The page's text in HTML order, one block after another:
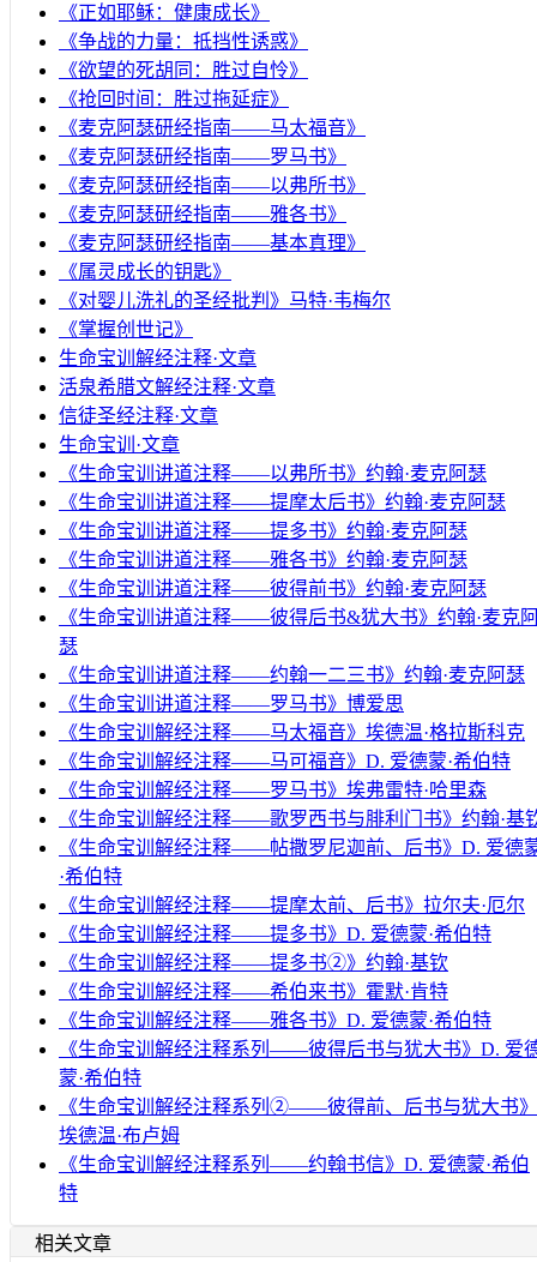
《正如耶稣：健康成长》
《争战的力量：抵挡性诱惑》
《欲望的死胡同：胜过自怜》
《抢回时间：胜过拖延症》
《麦克阿瑟研经指南——马太福音》
《麦克阿瑟研经指南——罗马书》
《麦克阿瑟研经指南——以弗所书》
《麦克阿瑟研经指南——雅各书》
《麦克阿瑟研经指南——基本真理》
《属灵成长的钥匙》
《对婴儿洗礼的圣经批判》马特·韦梅尔
《掌握创世记》
生命宝训解经注释·文章
活泉希腊文解经注释·文章
信徒圣经注释·文章
生命宝训·文章
《生命宝训讲道注释——以弗所书》约翰·麦克阿瑟
《生命宝训讲道注释——提摩太后书》约翰·麦克阿瑟
《生命宝训讲道注释——提多书》约翰·麦克阿瑟
《生命宝训讲道注释——雅各书》约翰·麦克阿瑟
《生命宝训讲道注释——彼得前书》约翰·麦克阿瑟
《生命宝训讲道注释——彼得后书&犹大书》约翰·麦克
瑟
《生命宝训讲道注释——约翰一二三书》约翰·麦克阿瑟
《生命宝训讲道注释——罗马书》博爱思
《生命宝训解经注释——马太福音》埃德温·格拉斯科克
《生命宝训解经注释——马可福音》D. 爱德蒙·希伯特
《生命宝训解经注释——罗马书》埃弗雷特·哈里森
《生命宝训解经注释——歌罗西书与腓利门书》约翰·基
《生命宝训解经注释——帖撒罗尼迦前、后书》D. 爱德
·希伯特
《生命宝训解经注释——提摩太前、后书》拉尔夫·厄尔
《生命宝训解经注释——提多书》D. 爱德蒙·希伯特
《生命宝训解经注释——提多书②》约翰·基钦
《生命宝训解经注释——希伯来书》霍默·肯特
《生命宝训解经注释——雅各书》D. 爱德蒙·希伯特
《生命宝训解经注释系列——彼得后书与犹大书》D. 爱
蒙·希伯特
《生命宝训解经注释系列②——彼得前、后书与犹大书》
埃德温·布卢姆
《生命宝训解经注释系列——约翰书信》D. 爱德蒙·希伯
特
相关文章